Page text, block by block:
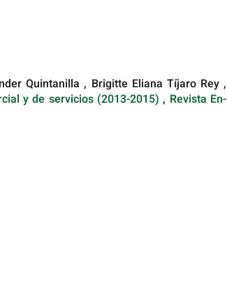
Quintanilla , Brigitte Eliana Tíjaro Rey ,
y de servicios (2013-2015) , Revista En-